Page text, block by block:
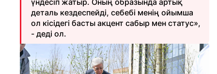
үндесіп жатыр. Оның образында артық
деталь кездеспейді, себебі менің ойымша
ол кісідегі басты акцент сабыр мен статус»,
- деді ол.